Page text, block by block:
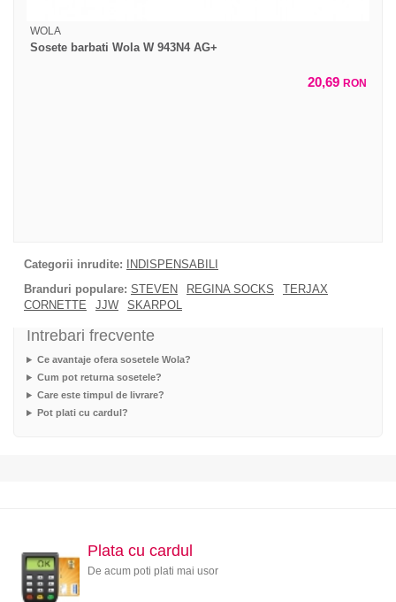
WOLA
Sosete barbati Wola W 943N4 AG+
20,69 RON
Categorii inrudite:
INDISPENSABILI
Branduri populare: STEVEN REGINA SOCKS
TERJAX
CORNETTE
JJW SKARPOL
Intrebari frecvente
Ce avantaje ofera sosetele Wola?
Cum pot returna sosetele?
Care este timpul de livrare?
Pot plati cu cardul?
Plata cu cardul
De acum poti plati mai usor